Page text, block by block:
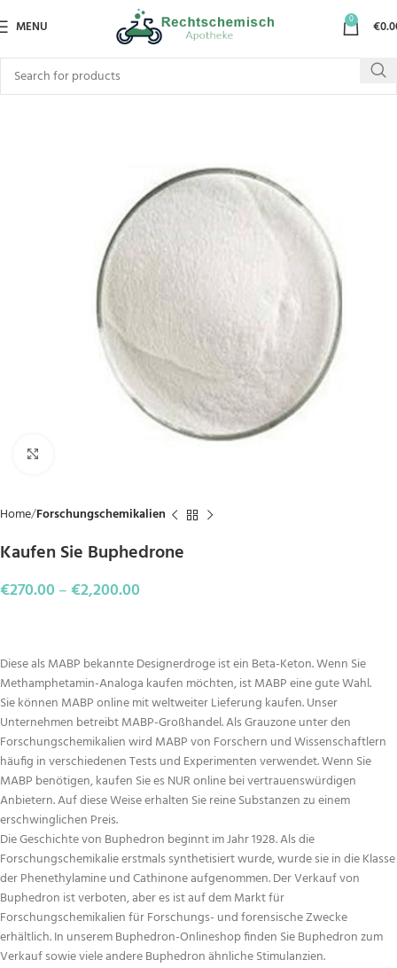
MENU 0 €
Home Forschungschemikalien
Kaufen Sie Buphedrone
€270.00 –€2,200.00
Diese als MABP bekannte Designerdroge ist ein Beta-Keton. Wenn Sie
Methamphetamin-Analoga kaufen möchten, ist MABP eine gute Wahl.
Sie können MABP online mit weltweiter Lieferung kaufen. Unser
Unternehmen betreibt MABP-Großhandel. Als Grauzone unter den
Forschungschemikalien wird MABP von Forschern und Wissenschaftlern
häufig in verschiedenen Tests und Experimenten verwendet. Wenn Sie
MABP benötigen, kaufen Sie es NUR online bei vertrauenswürdigen
Anbietern. Auf diese Weise erhalten Sie reine Substanzen zu einem
erschwinglichen Preis.
Die Geschichte von Buphedron beginnt im Jahr 1928. Als die
Forschungschemikalie erstmals synthetisiert wurde, wurde sie in die Klasse
der Phenethylamine und Cathinone aufgenommen. Der Verkauf von
Buphedron ist verboten, aber es ist auf dem Markt für
Forschungschemikalien für Forschungs- und forensische Zwecke
erhältlich. In unserem Buphedron-Onlineshop finden Sie Buphedron zum
Verkauf sowie viele andere Buphedron ähnliche Stimulanzien.